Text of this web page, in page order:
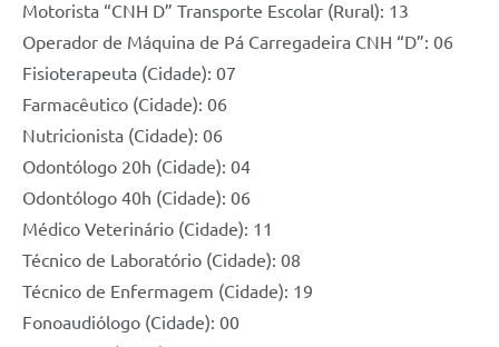
Motorista “CNH D” Transporte Escolar (Rural): 13
Operador de Máquina de Pá Carregadeira CNH “D”: 06
Fisioterapeuta (Cidade): 07
Farmacêutico (Cidade): 06
Nutricionista (Cidade): 06
Odontólogo 20h (Cidade): 04
Odontólogo 40h (Cidade): 06
Médico Veterinário (Cidade): 11
Técnico de Laboratório (Cidade): 08
Técnico de Enfermagem (Cidade): 19
Fonoaudiólogo (Cidade): 00